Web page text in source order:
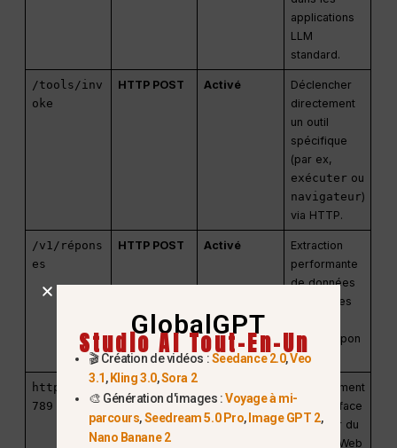
applications
LLM
standard.
/tools/inv
oke
HTTP POST Activé
Déclencher
directement
un outil
spécifique
(par ex,
exécuterou
navigateur)
via HTTP.
/v1/répons
es
HTTP POST Activé
Extraction
performante
de données
structurées
OpenRespon
ses.
http://:18
789
HTTP GET
Hébergement
de l'interface
utilisateur du
contrôle Web
GlobalGPT
Studio AI Tout-En-Un
🎬 Création de vidéos :Seedance 2.0,Veo
3.1, Kling 3.0,Sora 2
🎨 Génération d'images :Voyage à mi-
parcours,Seedream 5.0 Pro, Image GPT 2,
Nano Banane 2